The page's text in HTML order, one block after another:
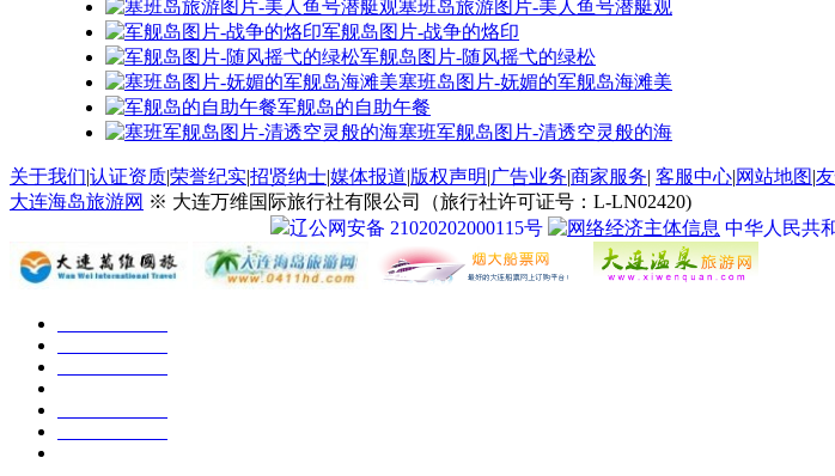
军舰岛的自助午餐
塞班军舰岛图片-清透空灵般的海
|认证资质|荣誉纪实|招贤纳士|媒体报道|版权声明|广告业务|商家服务|客服中心
大连海岛旅游网※ 大连万维国际旅行社有限公司（旅行社许可证号：L-LN02420)
辽公网安备 21020202000115号
大连金石滩旅游